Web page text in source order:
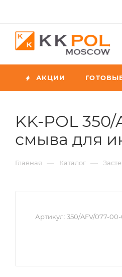
АКЦИИ
KK-POL
смыва для
Главная — Каталог —
Артикул: 350/AFV/077-